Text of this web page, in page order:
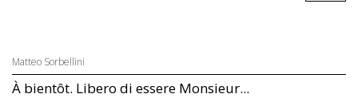
Matteo Sorbellini
À bientôt. Libero di essere Monsieur...